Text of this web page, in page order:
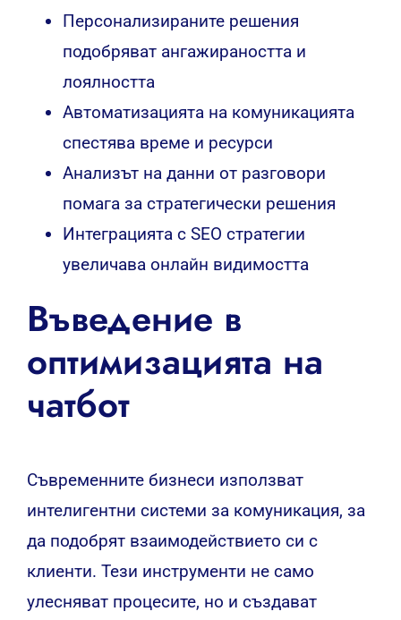
Персонализираните решения
подобряват ангажираността и
лоялността
Автоматизацията на комуникацията
спестява време и ресурси
Анализът на данни от разговори
помага за стратегически решения
Интеграцията с SEO стратегии
увеличава онлайн видимостта
Въведение в
оптимизацията на
чатбот
Съвременните бизнеси използват
интелигентни системи за комуникация, за
да подобрят взаимодействието си с
клиенти. Тези инструменти не само
улесняват процесите, но и създават